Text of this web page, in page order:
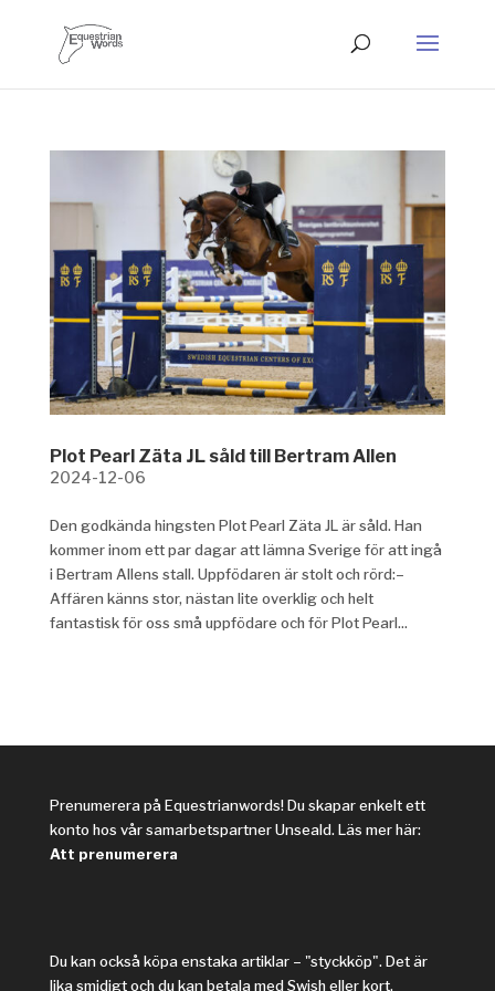
Plot Pearl Zäta JL såld till Bertram Allen
2024-12-06
Den godkända hingsten Plot Pearl Zäta JL är såld. Han
kommer inom ett par dagar att lämna Sverige för att ingå
i Bertram Allens stall. Uppfödaren är stolt och rörd:–
Affären känns stor, nästan lite overklig och helt
fantastisk för oss små uppfödare och för Plot Pearl...
Prenumerera på Equestrianwords! Du skapar enkelt ett
konto hos vår samarbetspartner Unseald. Läs mer här:
Att prenumerera
Du kan också köpa enstaka artiklar – "styckköp". Det är
lika smidigt och du kan betala med Swish eller kort.